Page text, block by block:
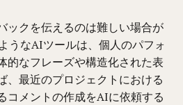
ックを伝えるのは難しい場合が
うなAIツールは、個人のパフォ
的なフレーズや構造化された表
、最近のプロジェクトにおける
コメントの作成をAIに依頼する